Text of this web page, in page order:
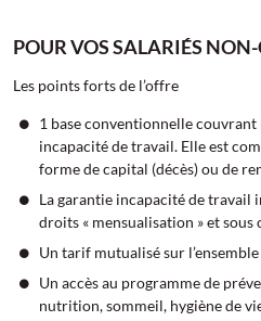
POUR VOS SALARIÉS
Les points forts de l’offre
1 base conventionnelle
incapacité de travail. Elle est
forme de capital (décès) ou de
La garantie incapacité de travail
droits « mensualisation » et
Un tarif mutualisé sur
Un accès au programme de
nutrition, sommeil, hygiène de